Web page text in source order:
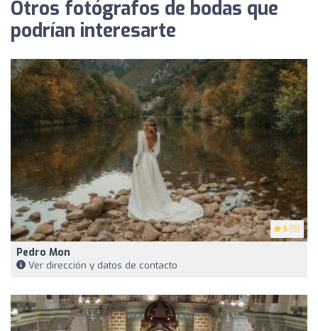
Otros fotógrafos de bodas que
podrían interesarte
5 (5)
Pedro Mon
Ver dirección y datos de contacto